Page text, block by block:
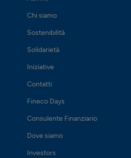
Chi siamo
Sostenibilità
Solidarietà
Iniziative
Contatti
Fineco Days
Consulente Finanziario
Dove siamo
Investors